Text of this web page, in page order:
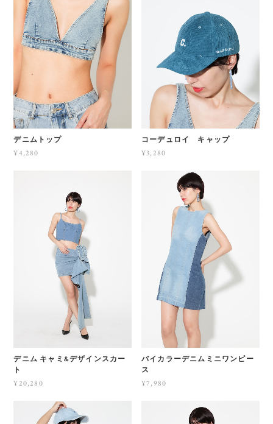
デニムトップ
¥4,280
コーデュロイ キャップ
¥3,280
デニム キャミ&デザインスカー
ト
¥20,280
バイカラーデニムミニワンピー
ス
¥7,980